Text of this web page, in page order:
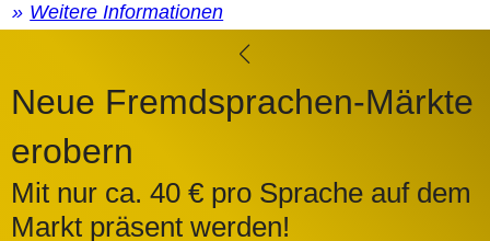
Weitere Informationen
Neue Fremdsprachen-Märkte
erobern
Mit nur ca. 40 € pro Sprache auf dem
Markt präsent werden!